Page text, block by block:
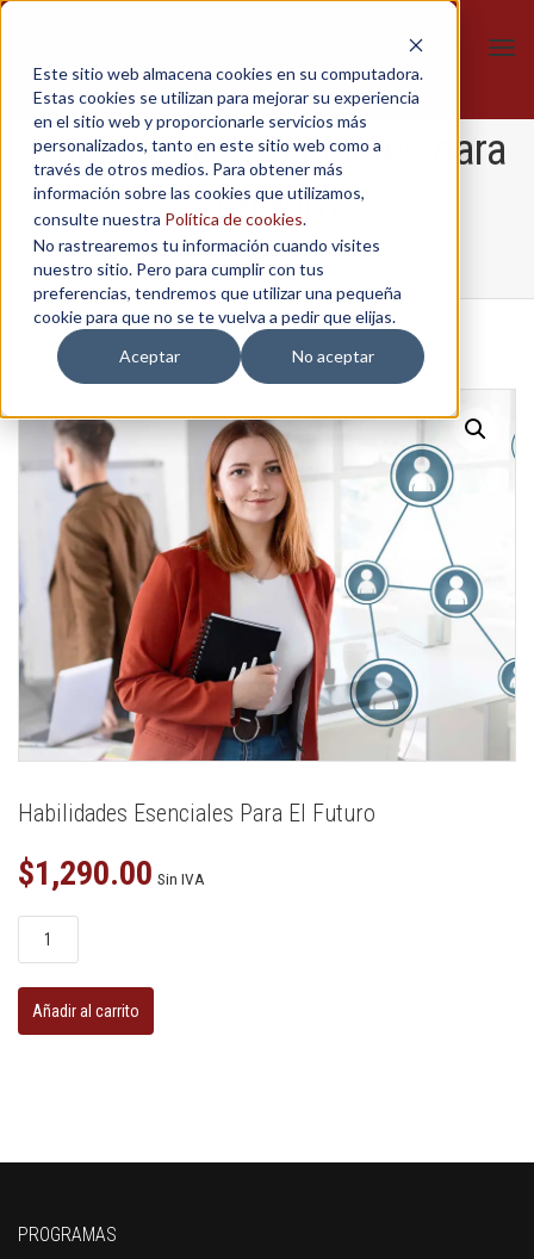
Este sitio web almacena cookies en su computadora.
Estas cookies se utilizan para mejorar su experiencia
en el sitio web y proporcionarle servicios más
personalizados, tanto en este sitio web como a
través de otros medios. Para obtener más
información sobre las cookies que utilizamos,
consulte nuestra Política de cookies.
No rastrearemos tu información cuando visites
nuestro sitio. Pero para cumplir con tus
preferencias, tendremos que utilizar una pequeña
cookie para que no se te vuelva a pedir que elijas.
Aceptar
No aceptar
Habilidades esenciales para
el futuro
Home / Certificados / Habilidades esenciales para el futuro
Habilidades Esenciales Para El Futuro
$1,290.00 Sin IVA
esenciales
para
el
futuro
cantidad
Añadir al carrito
PROGRAMAS